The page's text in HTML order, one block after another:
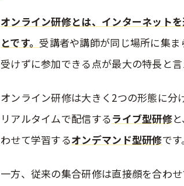
オンライン研修とは、インターネット
とです。 受講者や講師が同じ場所に集
受けずに参加できる点が最大の特長と言
オンライン研修は大きく2つの形態に
リアルタイムで配信するライブ型研修
わせて学習するオンデマンド型研修です。
一方、従来の集合研修は直接顔を合わ